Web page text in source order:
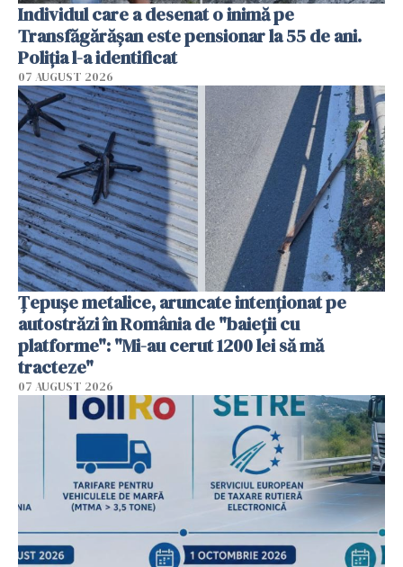
Individul care a desenat o inimă pe
Transfăgărășan este pensionar la 55 de ani.
Poliția l-a identificat
07 AUGUST 2026
Țepușe metalice, aruncate intenționat pe
autostrăzi în România de "baieții cu
platforme": "Mi-au cerut 1200 lei să mă
tracteze"
07 AUGUST 2026